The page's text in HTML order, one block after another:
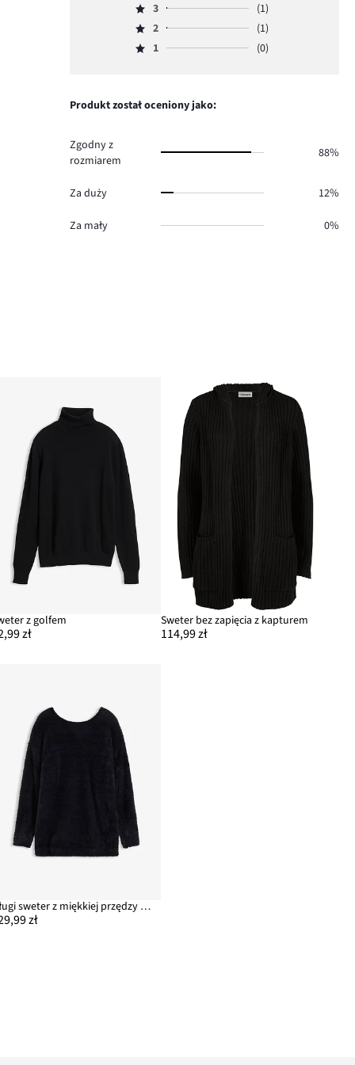
ilość
głosów
4,
ilość
głosów
Ocena
3,
ilość
3
(1)
Ocena
2,
1.
2
(1)
Ocena
głosów
1 (0)
Produkt został oceniony jako:
Zgodny z
rozmiarem
88%
Za duży 12%
Za mały 0%
z golfem
zł
Sweter bez zapięcia z kapturem
114,99 zł
Długi sweter z miękkiej przędzy puchowej
zł